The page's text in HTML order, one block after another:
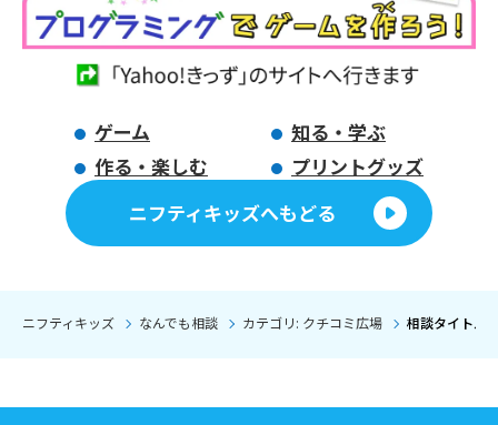
ゲーム
知る・学ぶ
作る・楽しむ
プリントグッズ
ニフティキッズへもどる
ニフティキッズ なんでも相談 カテゴリ: クチコミ広場 相談タイトル: